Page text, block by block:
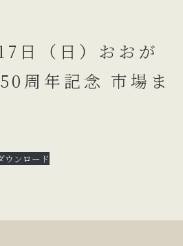
日（日）おおが
周年記念 市場ま
ウンロード